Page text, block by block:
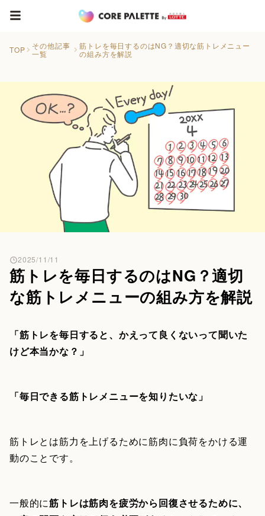
TOP
その他記事
一覧
筋トレを毎日するのはNG？適切な筋トレメニュー
の組み方を解説
筋トレを毎日するのはNG？適切
な筋トレメニューの組み方を解説
2025/11/11
「筋トレを毎日すると、かえって良くないって聞いた
けど本当かな？」
「毎日できる筋トレメニューを知りたいな」
筋トレとは筋力を上げるために筋肉に負荷をかける運
動のことです。
一般的に筋トレは筋肉を疲労から回復させるために、